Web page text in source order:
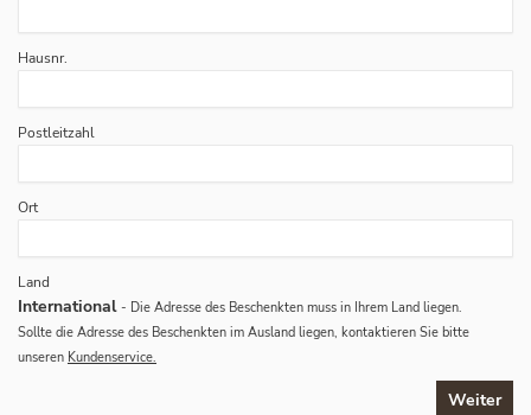
Hausnr.
Postleitzahl
Ort
Land
International - Die Adresse des Beschenkten muss in Ihrem Land liegen.
Sollte die Adresse des Beschenkten im Ausland liegen, kontaktieren Sie bitte
unseren Kundenservice.
Weiter